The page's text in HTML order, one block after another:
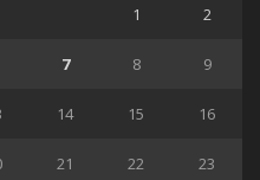
1 2
7 8 9
14 15 16
21 22 23